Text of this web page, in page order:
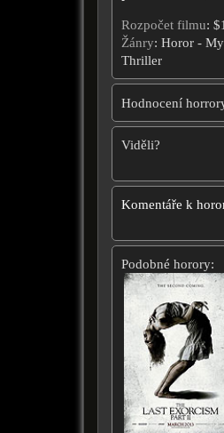
Rozpočet filmu:
Žánry: Horor -
Thriller
Hodnocení
Viděli?
Komentáře k
Podobné horory: